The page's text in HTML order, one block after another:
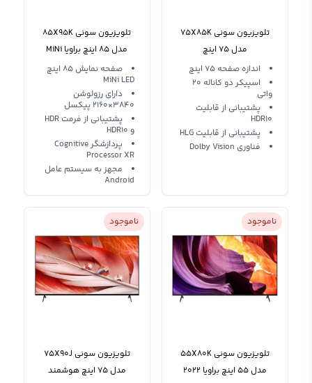
تلویزیون سونی 75X85K
مدل 75 اینچ
اندازه صفحه 75 اینچ
اسپیکر دو کاناله 20
واتی
پشتیبانی از قابلیت
HDR10
پشتیبانی از قابلیت HLG
فناوری Dolby Vision
تلویزیون سونی 85X95K
مدل 85 اینچ براویا MiNi
LED
صفحه نمایش 85 اینچ
MiNi LED
دارای رزولوشن
3840×2160 پیکسل
پشتیبانی از فرمت HDR
و HDR10
پردازشگر Cognitive
Processor XR
مجهز به سیستم عامل
Android
ناموجود
تلویزیون سونی 55X80K
مدل 55 اینچ براویا 2022
ناموجود
تلویزیون سونی 75X90J
مدل 75 اینچ هوشمند